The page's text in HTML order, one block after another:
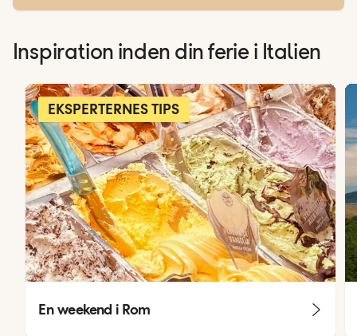
Inspiration inden din ferie i Italien
EKSPERTERNES TIPS
En weekend i Rom